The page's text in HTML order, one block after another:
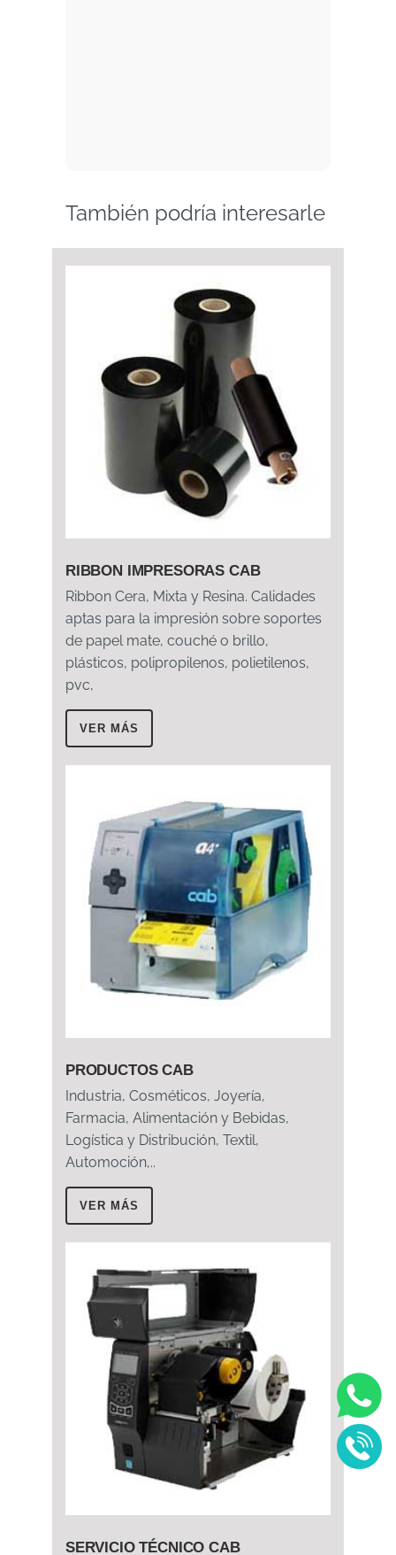
También podría interesarle
RIBBON IMPRESORAS CAB
Ribbon Cera, Mixta y Resina. Calidades
aptas para la impresión sobre soportes
de papel mate, couché o brillo,
plásticos, polipropilenos, polietilenos,
pvc,
VER MÁS
PRODUCTOS CAB
Industria, Cosméticos, Joyería,
Farmacia, Alimentación y Bebidas,
Logística y Distribución, Textil,
Automoción,..
VER MÁS
SERVICIO TÉCNICO CAB